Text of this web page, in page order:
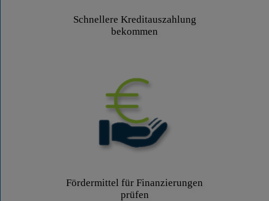
Schnellere Kreditauszahlung
bekommen
Fördermittel für Finanzierungen
prüfen